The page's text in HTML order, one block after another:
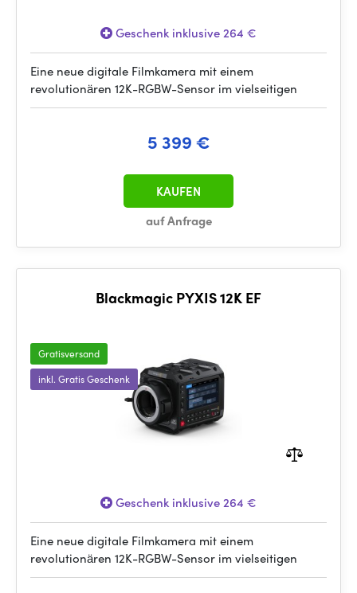
Geschenk inklusive 264 €
Eine neue digitale Filmkamera mit einem
revolutionären 12K-RGBW-Sensor im vielseitigen
5 399 €
auf Anfrage
KAUFEN
Blackmagic PYXIS 12K EF
Gratisversand
inkl. Gratis Geschenk
Geschenk inklusive 264 €
Eine neue digitale Filmkamera mit einem
revolutionären 12K-RGBW-Sensor im vielseitigen